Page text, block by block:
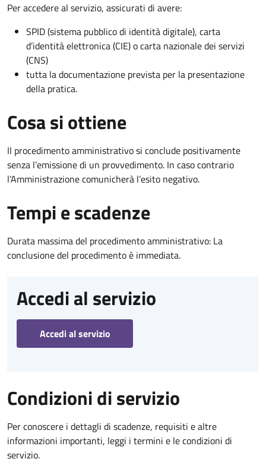
Per accedere al servizio, assicurati di avere:
SPID (sistema pubblico di identità digitale), carta
d’identità elettronica (CIE) o carta nazionale dei servizi
(CNS)
tutta la documentazione prevista per la presentazione
della pratica.
Cosa si ottiene
Il procedimento amministrativo si conclude positivamente
senza l’emissione di un provvedimento. In caso contrario
l’Amministrazione comunicherà l’esito negativo.
Tempi e scadenze
Durata massima del procedimento amministrativo: La
conclusione del procedimento è immediata.
Accedi al servizio
Accedi al servizio
Condizioni di servizio
Per conoscere i dettagli di scadenze, requisiti e altre
informazioni importanti, leggi i termini e le condizioni di
servizio.